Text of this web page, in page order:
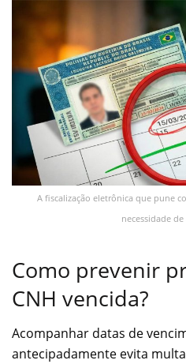
A fiscalização eletrônica que pune
necessidade
Como prevenir
CNH vencida?
Acompanhar datas de
antecipadamente evita